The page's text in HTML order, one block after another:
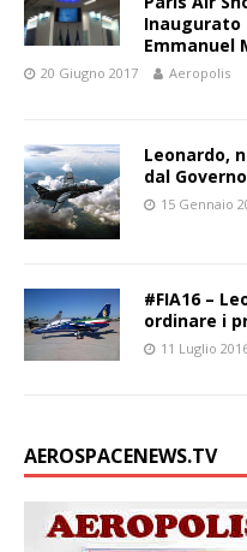
Inaugurato
Emmanuel
20 Giugno 2017 Aeropolis
Leonardo,
dal
15 Gennaio
#FIA16 –
ordinare i
11 Luglio
AEROSPACENEWS.TV